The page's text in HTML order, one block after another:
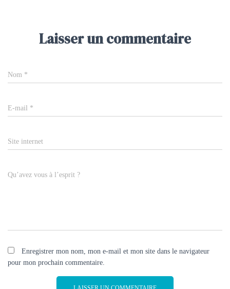
Laisser un commentaire
Nom *
E-mail *
Site internet
Qu’avez vous à l’esprit ?
Enregistrer mon nom, mon e-mail et mon site dans le navigateur
pour mon prochain commentaire.